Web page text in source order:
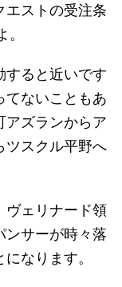
エストの受注条
すると近いです
てないこともあ
アズランからア
ツスクル平野へ
ヴェリナード領
ンサーが時々落
なります。